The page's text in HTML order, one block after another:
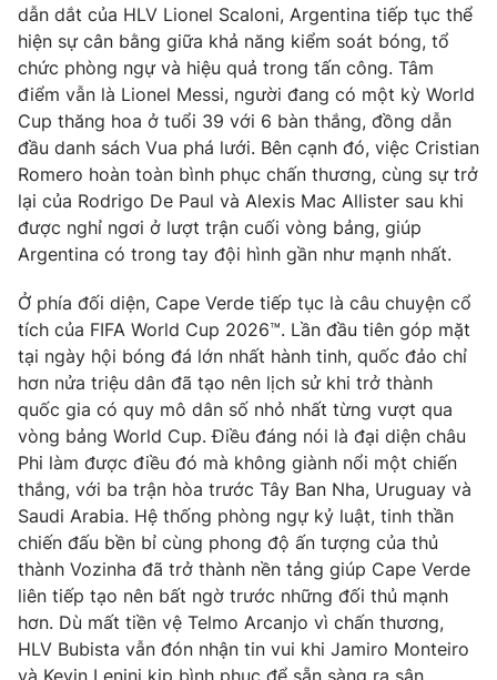
VTV4 Vươn mình bằng AI
VTV9 VTV8
Liên hệ tòa soạn English
THỜI BÁO VTV
Theo dõi báo trên
Cơ quan chủ quản:Đài Truyền hình Việt Nam
Cơ quan báo chí:Thời báo VTV
Giấy phép hoạt động báo in và báo điện tử số 483/GP-BTTTT
cấp ngày 29/12/2023
Tổng Biên tập:Vũ Thanh Thủy
Phó Tổng Biên tập: Nguyễn Thị Mỹ Hạnh, Phạm Quốc Thắng,
Nguyễn Trọng Ninh
Tổng đài VTV: 024.38 355 931 - 024.38 355 932
dẫn dắt của HLV Lionel Scaloni, Argentina tiếp tục thể
hiện sự cân bằng giữa khả năng kiểm soát bóng, tổ
chức phòng ngự và hiệu quả trong tấn công. Tâm
điểm vẫn là Lionel Messi, người đang có một kỳ World
Cup thăng hoa ở tuổi 39 với 6 bàn thắng, đồng dẫn
đầu danh sách Vua phá lưới. Bên cạnh đó, việc Cristian
Romero hoàn toàn bình phục chấn thương, cùng sự trở
lại của Rodrigo De Paul và Alexis Mac Allister sau khi
được nghỉ ngơi ở lượt trận cuối vòng bảng, giúp
Argentina có trong tay đội hình gần như mạnh nhất.
Ở phía đối diện, Cape Verde tiếp tục là câu chuyện cổ
tích của FIFA World Cup 2026™. Lần đầu tiên góp mặt
tại ngày hội bóng đá lớn nhất hành tinh, quốc đảo chỉ
hơn nửa triệu dân đã tạo nên lịch sử khi trở thành
quốc gia có quy mô dân số nhỏ nhất từng vượt qua
vòng bảng World Cup. Điều đáng nói là đại diện châu
Phi làm được điều đó mà không giành nổi một chiến
thắng, với ba trận hòa trước Tây Ban Nha, Uruguay và
Saudi Arabia. Hệ thống phòng ngự kỷ luật, tinh thần
chiến đấu bền bỉ cùng phong độ ấn tượng của thủ
thành Vozinha đã trở thành nền tảng giúp Cape Verde
liên tiếp tạo nên bất ngờ trước những đối thủ mạnh
hơn. Dù mất tiền vệ Telmo Arcanjo vì chấn thương,
HLV Bubista vẫn đón nhận tin vui khi Jamiro Monteiro
và Kevin Lenini kịp bình phục để sẵn sàng ra sân.